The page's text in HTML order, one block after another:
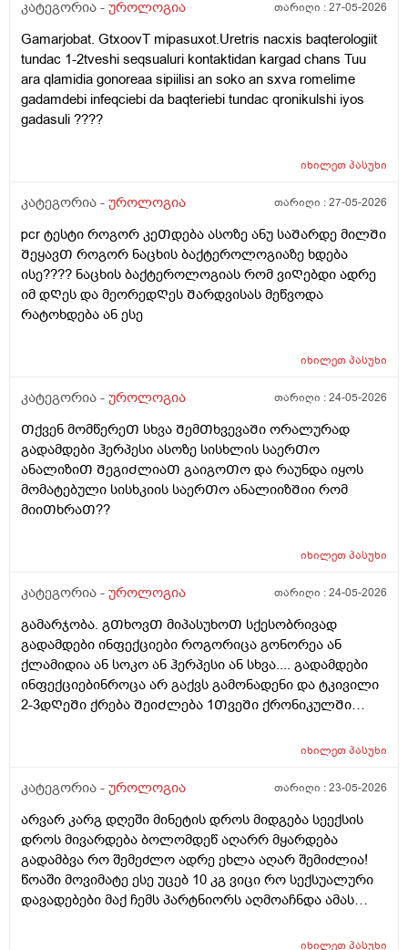
კატეგორია - უროლოგია თარიღი :27-05-2026
Gamarjobat. GtxoovT mipasuxot.Uretris nacxis baqterologiit
tundac 1-2tveshi seqsualuri kontaktidan kargad chans Tuu
ara qlamidia gonoreaa sipiilisi an soko an sxva romelime
gadamdebi infeqciebi da baqteriebi tundac qronikulshi iyos
gadasuli ????
იხილეთპასუხი
კატეგორია - უროლოგია თარიღი :27-05-2026
pcr ტესტი როგორ კეᲗდება ასოზე ანუ საᲨარდე მილᲨი
ᲨეყავᲗ როგორ ნაცხის ბაქტეროლოგიაზე ხდება
ისე???? ნაცხის ბაქტეროლოგიას რომ ვიᲦებდი ადრე
იმ დᲦეს და მეორედᲦეს Შარდვისას მეწვოდა
რატოხდება ან ესე
იხილეთპასუხი
კატეგორია - უროლოგია თარიღი :24-05-2026
Თქვენ მომწერეᲗ სხვა ᲨემᲗხვევაᲨი ორალურად
გადამდები ჰერპესი ასოზე სისხლის საერᲗო
ანალიზიᲗ ᲨეგიᲫლიაᲗ გაიგოᲗო და რაუნდა იყოს
მომატებული სისხკიის საერᲗო ანალიიზᲨიი რომ
მიიᲗხრაᲗ??
იხილეთპასუხი
კატეგორია - უროლოგია თარიღი :24-05-2026
გამარჯობა. გᲗხოვᲗ მიპასუხოᲗ სქესობრივად
გადამდები ინფექციები როგორიცა გონორეა ან
ქლამიდია ან სოკო ან ჰერპესი ან სხვა.... გადამდები
ინფექციებინროცა არ გაქვს გამონადენი და ტკივილი
2-3დᲦეᲨი ქრება ᲨეიᲫლება 1ᲗვეᲨი ქრონიკულᲨი
იხილეთპასუხი
კატეგორია - უროლოგია თარიღი :23-05-2026
არვარ კარგ დღეში მინეტის დროს მიდგება სეექსის
დროს მივარდება ბოლომდეწ აღარრ მყარდება
გადამბვა რო შემეძლო ადრე ეხლა აღარ შემიძლია!
წოაში მოვიმატე ესე უცებ 10 კგ ვიცი რო სექსუალური
დავადებები მაქ ჩემს პარტნიორს აღმოაჩნდა ამას
დამიჯდეება ანალიევი ექიმთან ვიზიდი რო ვიცოდე ამ
იხილეთპასუხი